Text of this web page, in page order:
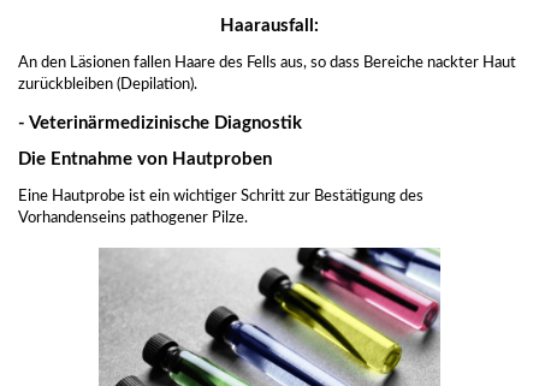
Haarausfall:
An den Läsionen fallen Haare des Fells aus, so dass Bereiche nackter Haut
zurückbleiben (Depilation).
- Veterinärmedizinische Diagnostik
Die Entnahme von Hautproben
Eine Hautprobe ist ein wichtiger Schritt zur Bestätigung des
Vorhandenseins pathogener Pilze.